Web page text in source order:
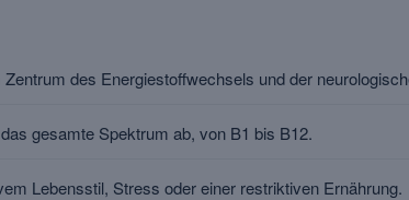
des Energiestoffwechsels und der
gesamte Spektrum ab, von B1 bis B12.
Lebensstil, Stress oder einer restriktiven Ernährung.